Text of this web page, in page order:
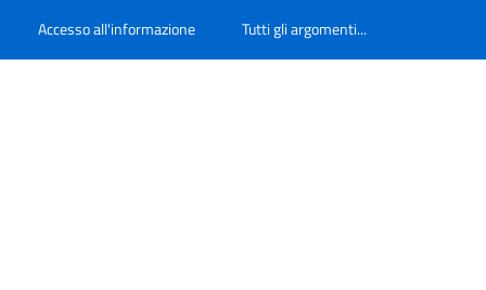
Accesso all'informazione Tutti gli argomenti...